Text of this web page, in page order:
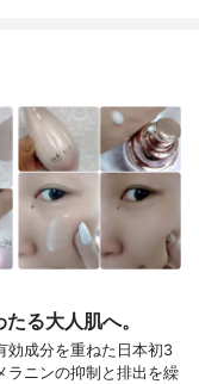
る大人肌へ。
効成分を重ねた日本初3
ラニンの抑制と排出を繰